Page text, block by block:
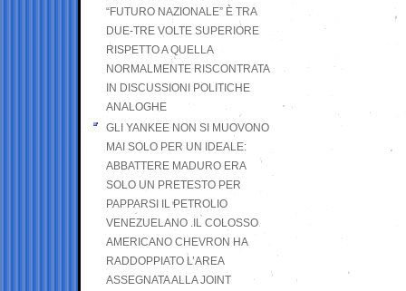
“FUTURO NAZIONALE” È TRA
DUE-TRE VOLTE SUPERIORE
RISPETTO A QUELLA
NORMALMENTE RISCONTRATA
IN DISCUSSIONI POLITICHE
ANALOGHE
GLI YANKEE NON SI MUOVONO
MAI SOLO PER UN IDEALE:
ABBATTERE MADURO ERA
SOLO UN PRETESTO PER
PAPPARSI IL PETROLIO
VENEZUELANO .IL COLOSSO
AMERICANO CHEVRON HA
RADDOPPIATO L’AREA
ASSEGNATA ALLA JOINT